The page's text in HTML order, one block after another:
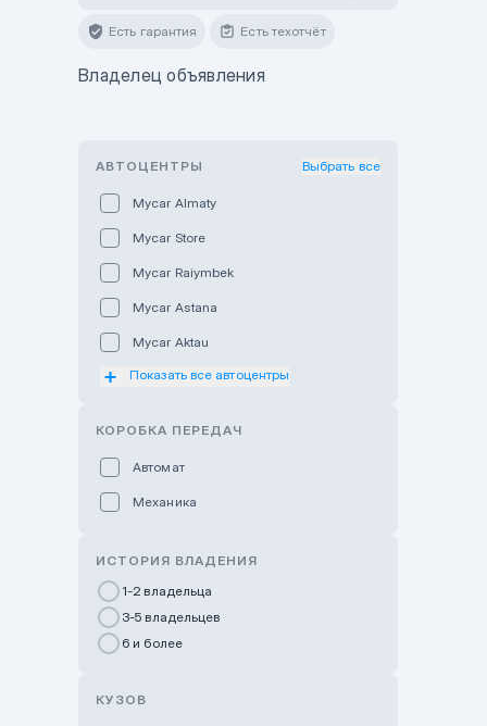
Есть гарантия Есть техотчёт
Владелец объявления
АВТОЦЕНТРЫ Выбрать все
Mycar Almaty
Mycar Store
Mycar Raiymbek
Mycar Astana
Mycar Aktau
Mycar Uralsk
GWM Nurly Zhol
Chery Astana
Показать все автоцентры
КОРОБКА ПЕРЕДАЧ
Автомат
Механика
ИСТОРИЯ ВЛАДЕНИЯ
1-2 владельца
3-5 владельцев
6 и более
КУЗОВ